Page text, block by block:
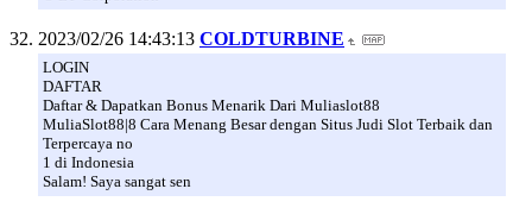
2023/02/26 14:43:13 COLDTURBINE
LOGIN
DAFTAR
Daftar & Dapatkan Bonus Menarik Dari Muliaslot88
MuliaSlot88|8 Cara Menang Besar dengan Situs Judi Slot Terbaik dan
Terpercaya no
1 di Indonesia
Salam! Saya sangat sen